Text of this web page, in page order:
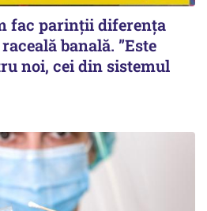
fac parinții diferența
banală. ”Este
noi, cei din sistemul